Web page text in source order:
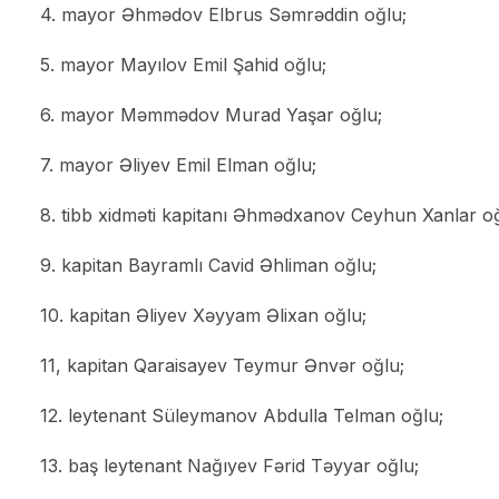
4. mayor Əhmədov Elbrus Səmrəddin oğlu;
5. mayor Mayılov Emil Şahid oğlu;
6. mayor Məmmədov Murad Yaşar oğlu;
7. mayor Əliyev Emil Elman oğlu;
8. tibb xidməti kapitanı Əhmədxanov Ceyhun Xanlar
9. kapitan Bayramlı Cavid Əhliman oğlu;
10. kapitan Əliyev Xəyyam Əlixan oğlu;
11, kapitan Qaraisayev Teymur Ənvər oğlu;
12. leytenant Süleymanov Abdulla Telman oğlu;
13. baş leytenant Nağıyev Fərid Təyyar oğlu;